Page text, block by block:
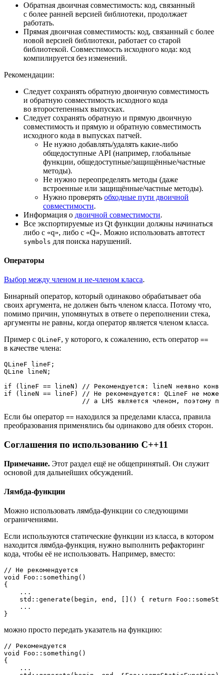
Обратная двоичная совместимость: код, связанный
с более ранней версией библиотеки, продолжает
работать.
Прямая двоичная совместимость: код, связанный с более
новой версией библиотеки, работает со старой
библиотекой. Совместимость исходного кода: код
компилируется без изменений.
Рекомендации:
Следует сохранять обратную двоичную совместимость
и обратную совместимость исходного кода
во второстепенных выпусках.
Следует сохранять обратную и прямую двоичную
совместимость и прямую и обратную совместимость
исходного кода в выпусках патчей.
Не нужно добавлять/удалять какие-либо
общедоступные API (например, глобальные
функции, общедоступные/защищённые/частные
методы).
Не нужно переопределять методы (даже
встроенные или защищённые/частные методы).
Нужно проверять обходные пути двоичной
совместимости.
Информация о двоичной совместимости.
Все экспортируемые из Qt функции должны начинаться
либо с «q», либо с «Q». Можно использовать автотест
symbols для поиска нарушений.
Операторы
Выбор между членом и не-членом класса.
Бинарный оператор, который одинаково обрабатывает оба
своих аргумента, не должен быть членом класса. Потому что,
помимо причин, упомянутых в ответе о переполнении стека,
аргументы не равны, когда оператор является членом класса.
Пример с QLineF, у которого, к сожалению, есть оператор ==
в качестве члена:
QLineF lineF;
QLine lineN;
if (lineF == lineN) // Рекомендуется: lineN неявно
if (lineN == lineF) // Не рекомендуется: QLineF не
// а LHS является членом, поэтому
Если бы оператор == находился за пределами класса, правила
преобразования применялись бы одинаково для обеих сторон.
Соглашения по использованию C++11
Примечание. Этот раздел ещё не общепринятый. Он служит
основой для дальнейших обсуждений.
Лямбда-функции
Можно использовать лямбда-функции со следующими
ограничениями.
Если используются статические функции из класса, в котором
находится лямбда-функция, нужно выполнить рефакторинг
кода, чтобы её не использовать. Например, вместо:
// Не рекомендуется
void
Foo::something ()
{
    ...
    std::
generate (begin, end, []() { return Foo::
    ...
можно просто передать указатель на функцию:
// Рекомендуется
void
Foo::something ()
{
    ...